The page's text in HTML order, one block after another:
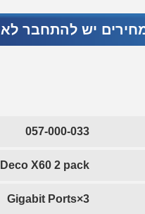
יש להתחבר
057-000-033
Deco X60 2 pack
3×Gigabit Ports